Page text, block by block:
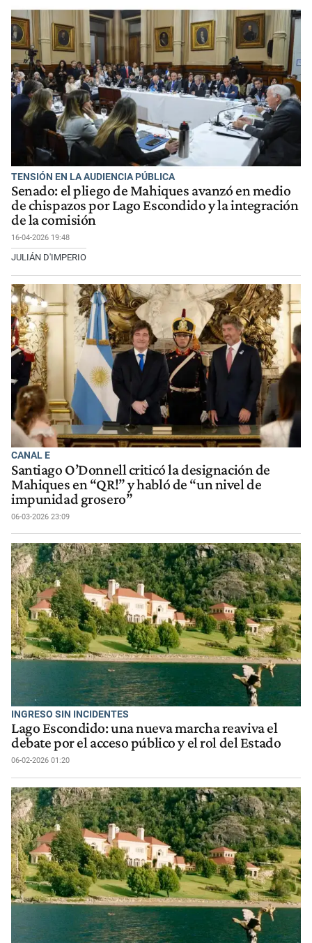
TENSIÓN EN LA AUDIENCIA PÚBLICA
Senado: el pliego de Mahiques avanzó en medio
de chispazos por Lago Escondido y la integración
de la comisión
16-04-2026 19:48
JULIÁN D'IMPERIO
CANAL E
Santiago O’Donnell criticó la designación de
Mahiques en “QR!” y habló de “un nivel de
impunidad grosero”
06-03-2026 23:09
INGRESO SIN INCIDENTES
Lago Escondido: una nueva marcha reaviva el
debate por el acceso público y el rol del Estado
06-02-2026 01:20